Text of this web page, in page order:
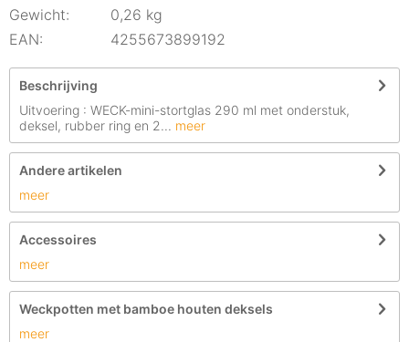
Gewicht:
0,26 kg
EAN:
4255673899192
Beschrijving
Uitvoering : WECK-mini-stortglas 290 ml met onderstuk,
deksel, rubber ring en 2... meer
Andere artikelen
meer
Accessoires
meer
Weckpotten met bamboe houten deksels
meer